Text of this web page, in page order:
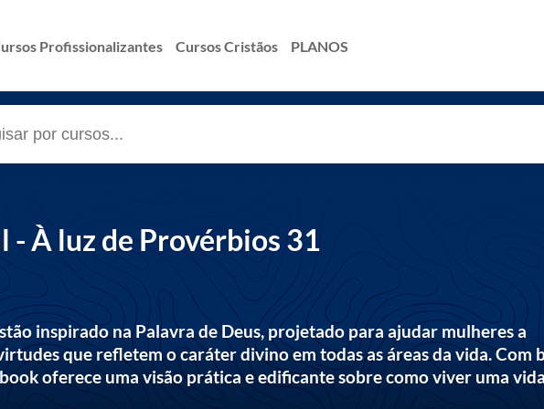
Profissionalizantes Cursos Cristãos PLANOS
- À luz de Provérbios 31
inspirado na Palavra de Deus, projetado para ajudar mulheres a
que refletem o caráter divino em todas as áreas da vida. Com
oferece uma visão prática e edificante sobre como viver uma